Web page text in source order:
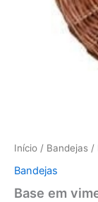
Início / Bandejas /
Bandejas
Base em